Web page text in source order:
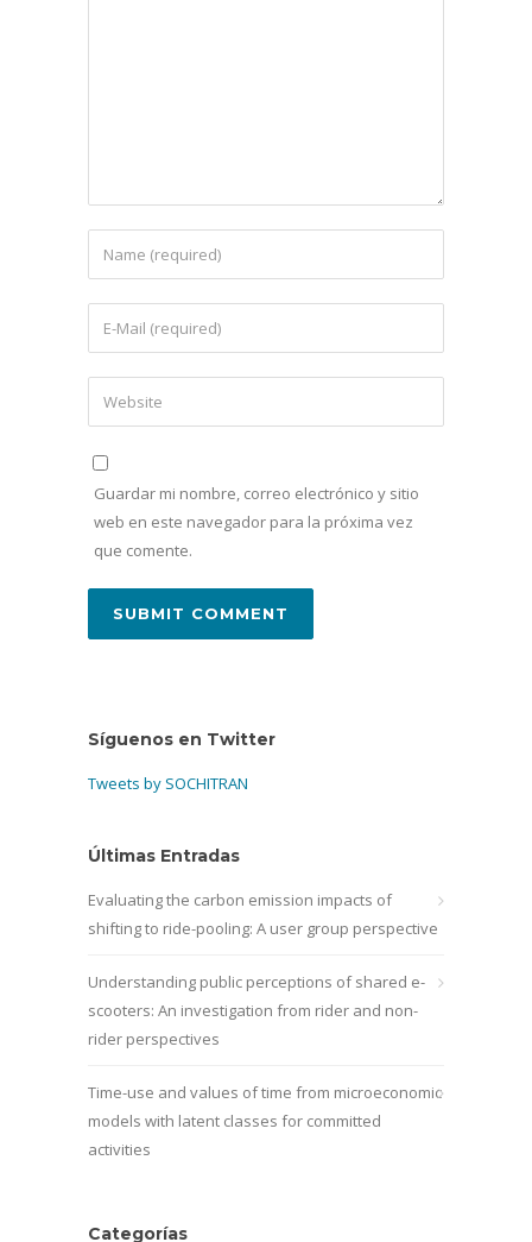
Guardar mi nombre, correo electrónico y sitio
web en este navegador para la próxima vez
que comente.
Síguenos en Twitter
Tweets by SOCHITRAN
Últimas Entradas
Evaluating the carbon emission impacts of
shifting to ride-pooling: A user group perspective
Understanding public perceptions of shared e-
scooters: An investigation from rider and non-
rider perspectives
Time-use and values of time from microeconomic
models with latent classes for committed
activities
Categorías